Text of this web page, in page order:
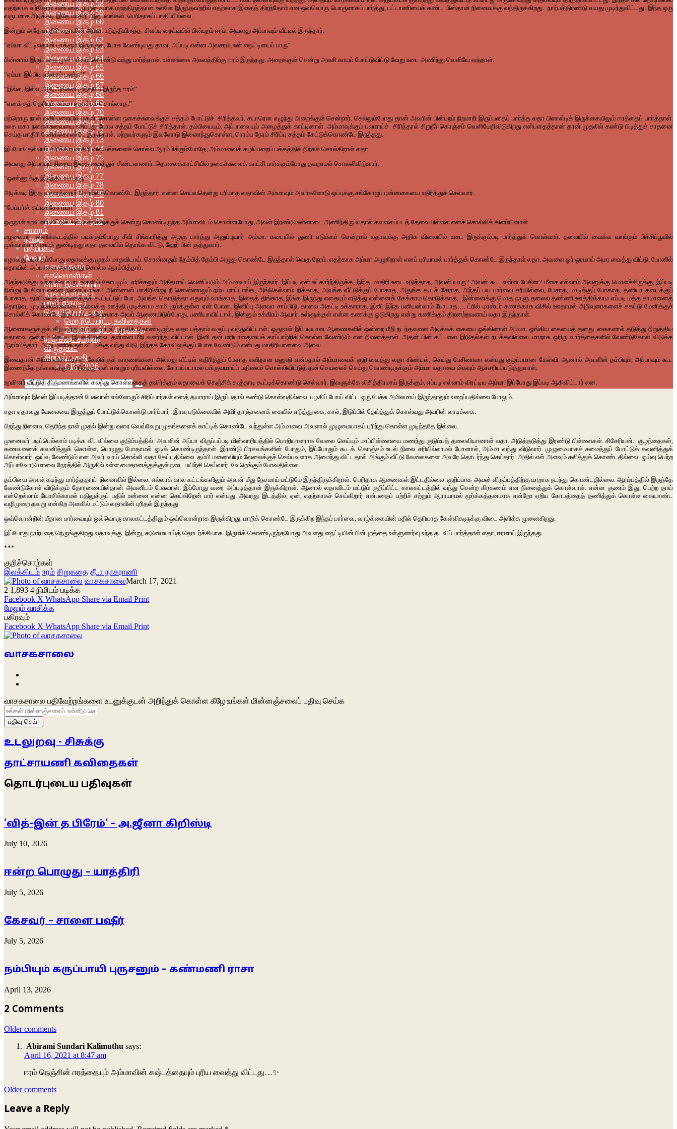
இணைய இதழ் 58
இணைய இதழ் 59
இணைய இதழ் 60
இணைய இதழ் 61
இணைய இதழ் 62
இணைய இதழ் 63
இணைய இதழ் 64
இணைய இதழ் 65
இணைய இதழ் 66
இணைய இதழ் 67
இணைய இதழ் 68
இணைய இதழ் 69
இணைய இதழ் 70
இணைய இதழ் 71
இணைய இதழ் 72
இணைய இதழ் 73
இணைய இதழ் 74
இணைய இதழ் 75
இணைய இதழ் 76
இணைய இதழ் 77
இணைய இதழ் 78
இணைய இதழ் 79
இணைய இதழ் 80
இணைய இதழ் 81
இணைய இதழ் 82
சாளரம்
நாவல்
பதிப்பகம்
மேலும்
கதைக்களம்
காணொளிகள்
சிறார் இலக்கியம்
நூல் விமர்சனம்
புரவி இதழ்- 1
மொழிபெயர்ப்புகள்
மொழிபெயர்ப்பு கவிதைகள்
மொழிபெயர்ப்பு சிறுகதை
ராஜ் சிவா கார்னர்
விருதுகள்
சிறப்புப் பகுதி
CBF-2026
தேடு
எதற்காக வந்தோம் என்பதை முழுமையாக மறந்திருந்தாள். உள்ளே இருந்தவற்றில் எதற்காக இதைத் திறந்தோம் என ஒவ்வொரு பொருளாகப் பார்த்து, பட்டாணியைக் கண்ட பின்தான் நினைவுக்கு வந்திருக்கிறது. நாற்பத்திரண்டு வயது முடிந்துவிட்டது. இந்த ஒரு
வருடமாக அடிக்கடி இதே மாதிரி அனுபவங்கள். பெரிதாகப் பாதிப்பில்லை.
இன்றும் அதே மாதிரி லதாவின் அம்மா உடுத்தியிருந்த சிவப்பு நைட்டியில் பின்புறம் ஈரம். அவளது அப்பாவும் வீட்டில் இருந்தார்.
“ஏம்மா வீட்டிலதான் பாத்ரூம் இருக்குல, போக வேண்டியது தான, அப்படி என்ன அவசரம், உன் நைட்டியைப் பாரு”
பின்னால் இருப்பதை முன் பக்கம் கொண்டு வந்து பார்த்தாள். உள்ளங்கை அகலத்திற்கு ஈரம் இருந்தது. அறைக்குள் சென்று அலசி காயப் போட்டுவிட்டு வேறு உடை அணிந்து வெளியே வந்தாள்.
“ஏம்மா இப்பிடி எல்லாம் பண்ற?”
“இல்ல, இல்ல, அது அங்கன முந்தியே இருந்த ஈரம்”
“எனக்குத் தெரியும், சும்மா ஏதாச்சும் சொல்லாத.”
மற்றொரு நாள் வசிப்பறையில் மகன் சொன்ன நகைச்சுவைக்குச் சத்தம் போட்டுச் சிரித்தவர், சடாரென எழுந்து அறைக்குள் சென்றார். செல்லும்போது தான் அவரின் பின்புறம் நிறமாறி இருப்பதைப் பார்த்த லதா பிளாஸ்டிக் இருக்கையிலும் ஈரத்தைப் பார்த்தாள்.
உலக மகா நகைச்சுவையை ரசிப்பது போல சத்தம் போட்டுச் சிரித்தாள். தம்பியையும், அப்பாவையும் அழைத்துக் காட்டினாள். அம்மாவுக்குப் பலமாய்ச் சிரித்தால் சிறுநீர் கொஞ்சம் வெளியேறிவிடுகிறது என்பதைத்தான் தான் முதலில் கண்டு பிடித்துச் சாதனை
செய்த மாதிரி பேசிக்கொண்டே இருந்தாள். மற்றவர்களும் இவளோடு இணைந்துகொள்ள, ரொம்ப நேரம் சிரிப்பு சத்தம் கேட்டுக்கொண்டே இருந்தது.
இப்போதெல்லாம் சிரிக்கிற மாதிரி விஷயங்களைச் சொல்ல ஆரம்பிக்கும்போதே, அம்மாவைக் கழிப்பறைப் பக்கத்தில் நிற்கச் சொல்கிறாள் லதா.
அவளது அப்பாவும் நிறைய இதை வைத்துச் சீண்டலானார். தொலைக்காட்சியில் நகைச்சுவைக் காட்சி பார்க்கும்போது தவறாமல் சொல்லிவிடுவார்.
“ஒண்ணுக்கு இருந்திடாம பாரு”
அடிக்கடி இந்த வசனத்தைச் சொல்லிக்கொண்டே இருந்தார். என்ன செய்வதென்று புரியாத லதாவின் அம்மாவும் அவர்களோடு ஒப்புக்கு சங்கோஜப் புன்னகையை உதிர்த்துச் செல்வார்.
“பேம்பர்ஸ் கட்டிக்கோ ம்மா”
ஒருநாள் உறவினர் வீட்டுக் கல்யாணத்துக்குச் சென்று கொண்டிருந்த அம்மாவிடம் சொன்னபோது, அவள் இரண்டு உள்ளாடை அணிந்திருப்பதால் கவலைப்படத் தேவையில்லை எனச் சொல்லிக் கிளம்பினாள்.
மழலையர் பள்ளிக்கூடத்தில் படிக்கும்போது சீவி சிங்காரித்து அழகு பார்த்து அனுப்புவார் அம்மா. கடையில் துணி எடுக்கச் சென்றால் லதாவுக்கு அதிக விலையில் உடை இருக்கும்படி பார்த்துக் கொள்வார். தலையில் வைக்க வாங்கும் பிச்சிப்பூவில்
முக்கால்வாசியைத் துண்டித்து லதா தலையில் தொங்க விட்டு, ஹேர் பின் குத்துவார்.
ஏழாவது படிக்கும்போது லதாவுக்கு முதல் மாதவிடாய். சொன்னதும் தேம்பித் தேம்பி அழுது கொண்டே இருந்தாள் வெகு நேரம். எதற்காக அம்மா அழுகிறாள் எனப் புரியாமல் பார்த்துக் கொண்டே இருந்தாள் லதா. அவளை ஓர் ஓரமாய் அமர வைத்து விட்டு, போனில்
லதாவின் அப்பாவை அழைத்து சொல்ல ஆரம்பித்தார்.
அதற்கடுத்து வந்த சில வருடங்களில் கோபமும், எரிச்சலும் அதீதமாய் வெளிப்படும் அம்மாவாய் இருந்தார். இப்படி ஏன் உட்கார்ந்திருக்க, இந்த மாதிரி உடை உடுத்தாத, அவன் யாரு? அவன் கூட என்ன பேசின? மீசை எல்லாம் அவனுக்கு மொளச்சிருக்கு, இப்படி
நின்னு பேசினா என்ன நினைப்பாங்க? அண்ணன் மாதிரின்னு நீ சொன்னாலும் நம்ப மாட்டாங்க, அங்கெல்லாம் நிக்காத, அவங்க வீட்டுக்குப் போகாத, அதுங்க கூடச் சேராத, அந்தப் பய பார்வை சரியில்லை, பேசாத, மாடிக்குப் போகாத, தனியா கடைக்குப்
போகாத, தம்பியைத் துணைக்குக் கூட்டிட்டுப் போ, அவங்க கொடுத்தா எதுவும் வாங்காத, இதைத் திங்காத, இங்க இருந்து எதையும் எடுத்து என்னைக் கேக்காம கொடுக்காத, இன்னைக்கு மொத நாளு தலைல தண்ணி ஊத்திக்காம எப்படி மத்த சாமானைத்
தொடுவ, முடிஞ்சிடுச்சுன்னா தலைக்கு ஊத்தி முடிக்காம சாமி ரூம்க்குள்ள ஏன் போன, இனிப்பு அளவா சாப்பிடு, காலை அகட்டி உக்காராத, இனி இந்த பனியன்லாம் போடாத…. ட்ரில் மாஸ்டர் கணக்காக விசில் ஊதாமல் அறிவுரைகளைச் சகட்டு மேனிக்குச்
சொல்லிக் கொண்டே இருப்பார். ஆவேசமாக அவர் ஆணையிடும்போது, பணியாவிட்டால், இன்னும் உக்கிரம் ஆவார். உள்ளுக்குள் என்ன கணக்கு ஓடுகிறது என்று கணிக்கும் திறனற்றவளாய் லதா இருந்தாள்.
ஆணைகளுக்குக் கீழ்படிந்து நடந்து வாழப் பழகிக் கொண்டிருந்த லதா பத்தாம் வகுப்பு வந்துவிட்டாள். ஒருநாள் இப்படியான ஆணைகளில் ஒன்றை மீறி நடந்தவளை அடிக்கக் கையை ஓங்கினாள் அம்மா. ஓங்கிய கையைத் தனது கைகளால் தடுத்து நிறுத்திய
லதாவை ஒன்றும் செய்ய இயலவில்லை. தன்னை மீறி வளர்ந்து விட்டாள். இனி தன் மரியாதையைக் காப்பாற்றிக் கொள்ள வேண்டும் என நினைத்தாள். அதன் பின் கட்டளை இடுதல்கள் நடக்கவில்லை. மாறாக ஓரிரு வார்த்தைகளில் வேண்டுகோள் விடுக்க
ஆரம்பித்தார். ஆறு மணிக்குள் வீட்டுக்கு வந்து விடு, இந்தக் கோவிலுக்குப் போக வேண்டும் என்பது மாதிரியானவை அவை.
இவைதான் அம்மாவின் மீதான கேலிக்குக் காரணங்களா அல்லது வீட்டில் எதிரித்துப் பேசாத எளிதான மனுஷி என்பதால் அம்மாவைக் குறி வைத்து லதா கிண்டல், செய்து பேசினாளா என்பது குழப்பமான கேள்வி. ஆனால் அவளின் தம்பியும், அப்பாவும் கூட
இணைந்தே நக்கலடித்துச் சிரித்தது ஏன் என்றும் புரியவில்லை. கோபப்படாமல் பக்குவமாய்ப் பதிலைச் சொல்லிவிட்டுத் தன் செயலைச் செய்து கொண்டிருக்கும் அம்மா லதாவை மிகவும் ஆச்சரியப்படுத்துவாள்.
உறவினர் வீட்டுத் திருமணங்களில் கலந்து கொள்வதைத் தவிர்க்கும் லதாவைக் கெஞ்சிக் கூத்தாடி கூட்டிக்கொண்டு செல்வார். இவளுக்கே விசித்திரமாய் இருக்கும், எப்படி எல்லாம் விரட்டிய அம்மா இப்போது இப்படி ஆகிவிட்டார் என.
அம்மாவும் இவள் இப்படித்தான் பேசுவாள் எல்லோரும் சிரிப்பார்கள் எனத் தயாராய் இருப்பதால் கண்டு கொள்வதில்லை. பழகிப் போய் விட்ட ஒரு பேச்சு அமிலமாய் இருந்தாலும் உறைப்பதில்லை போலும்.
சதா ஏதாவது வேலையை இழுத்துப் போட்டுக்கொண்டு பார்ப்பார். இரவு படுக்கையில் அமிர்தாஞ்சனைக் கையில் எடுத்து கை, கால், இடுப்பில் தேய்த்துக் கொள்வது அவரின் வாடிக்கை.
பிறந்து நினைவு தெரிந்த நாள் முதல் இன்று வரை வெவ்வேறு முகங்களைக் காட்டிக் கொண்டே வந்துள்ள அம்மாவை அவளால் முழுமையாகப் புரிந்து கொள்ள முடிந்ததே இல்லை.
முனைவர் படிப்பெல்லாம் படிக்க விடவில்லை குடும்பத்தில். அவளின் அப்பா விருப்பப்படி மின்வாரியத்தில் பொறியாளராக வேலை செய்யும் மாப்பிள்ளையை மணந்து குடும்பத் தலைவியானாள் லதா. அடுத்தடுத்து இரண்டு பிள்ளைகள். சிசேரியன். குழந்தைகள்,
கணவனைக் கவனித்துக் கொள்ள, பொழுது போதாமல் ஓடிக் கொண்டிருந்தாள். இரண்டு பிரசவங்களின் போதும், இப்போதும் கூடக் கொஞ்சம் உடல் நிலை சரியில்லாமல் போனால், அம்மா வந்து விடுவார். முழுமையாகச் சமைத்துப் போட்டுக் கவனித்துக்
கொள்வார். ஓய்வு வேண்டும் என அவர் வாய் சொல்லி லதா கேட்டதில்லை. தம்பி மனைவியும் வேலைக்குச் செல்பவளாக அமைந்து விட்டதால் அங்கும் வீட்டு வேலைகளை அவரே தொடர்ந்து செய்தார். அதில் எள் அளவும் சலித்துக் கொண்டதில்லை. ஓய்வு பெற்ற
அப்பாவோடு மாலை நேரத்தில் அருகில் உள்ள மைதானத்துக்குள் நடை பயிற்சி செய்வார். வேறெங்கும் போவதில்லை.
தம்பியை அவள் கடிந்து பார்த்ததாய் நினைவில் இல்லை. எல்லாக் கால கட்டங்களிலும் அவன் மீது நேசமாய் மட்டுமே இருந்திருக்கிறாள். பெரிதாக ஆணைகள் இட்டதில்லை. குறிப்பாக அவன் விருப்பத்திற்கு மாறாக நடந்து கொண்டதில்லை. ஆரம்பத்தில் இருந்தே
வேண்டுகோள் விடுக்கும் தோரணையில்தான் அவனிடம் பேசுவாள். இப்போது வரை அப்படித்தான் இருக்கிறாள். ஆனால் லதாவிடம் மட்டும் குறிப்பிட்ட காலகட்டத்தில் வந்து சென்ற கிரகணம் என நினைத்துக் கொள்வாள். என்ன குணம் இது, பெற்ற தாய்
என்றெல்லாம் யோசிக்காமல் பதிலுக்குப் பதில் உன்னை என்ன செய்கிறேன் பார் என்பது. அவரது இடத்தில், ஏன், எதற்காகச் செய்கிறார் என்பதைப் பற்றிச் சற்றும் ஆராயாமல் மூர்க்கத்தனமாக என்றோ ஏறிய கோபத்தைத் தணித்துக் கொள்ள கையாண்ட
வழிமுறை தவறு என்கிற அளவில் மட்டும் லதாவின் புரிதல் இருந்தது.
ஒவ்வொன்றின் மீதான பார்வையும் ஒவ்வொரு காலகட்டத்திலும் ஒவ்வொன்றாக இருக்கிறது. மாறிக் கொண்டே இருக்கிற இந்தப் பார்வை, வாழ்க்கையின் பதில் தெரியாத கேள்விகளுக்கு விடை அளிக்க முனைகிறது.
இப்போது நாற்பதை நெருங்குகிறது லதாவுக்கு. இன்று, கடுமையாய்த் தொடர்ச்சியாக இருமிக் கொண்டிருந்தபோது அவளது நைட்டியின் பின்புறத்தை உள்ளுணர்வு உந்த தடவிப் பார்த்தாள் லதா, ஈரமாய் இருந்தது.
***
குறிச்சொற்கள்
இலக்கியம் ஈரம் சிறுகதை தீபா நாகராணி
வாசகசாலைMarch 17, 2021
2 1,893 4 நிமிடம் படிக்க
Facebook X WhatsApp Share via Email Print
மேலும் வாசிக்க
பகிரவும்
Facebook X WhatsApp Share via Email Print
வாசகசாலை
வாசகசாலை பதிவேற்றங்களை உடனுக்குடன் அறிந்துக் கொள்ள கீழே உங்கள் மின்னஞ்சலைப் பதிவு செய்க
உங்கள்
மின்னஞ்சலைப்
உள்ளீடு
உடலுறவு - சிசுக்கு
தாட்சாயணி கவிதைகள்
தொடர்புடைய பதிவுகள்
‘வித்-இன் த பிரேம்’ – அ.ஜீனா கிறிஸ்டி
July 10, 2026
ஈன்ற பொழுது – யாத்திரி
July 5, 2026
கேசவர் – சாளை பஷீர்
July 5, 2026
நம்பியும் கருப்பாயி புருசனும் – கண்மணி ராசா
April 13, 2026
2 Comments
Comments
navigation
Older comments
Abirami Sundari Kalimuthu says:
April 16, 2021 at 8:47 am
ஈரம் நெஞ்சின் ஈரத்தையும் அம்மாவின் கஷ்டத்தையும் புரிய வைத்து விட்டது…✨
Comments
navigation
Older comments
Leave a Reply